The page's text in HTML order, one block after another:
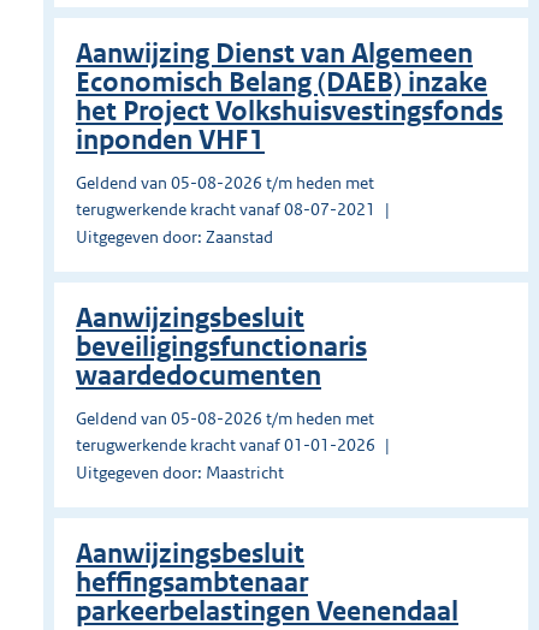
Aanwijzing Dienst van Algemeen
Economisch Belang (DAEB) inzake
het Project Volkshuisvestingsfonds
inponden VHF1
Geldend van 05-08-2026 t/m heden met
terugwerkende kracht vanaf 08-07-2021
Uitgegeven door: Zaanstad
Aanwijzingsbesluit
beveiligingsfunctionaris
waardedocumenten
Geldend van 05-08-2026 t/m heden met
terugwerkende kracht vanaf 01-01-2026
Uitgegeven door: Maastricht
Aanwijzingsbesluit
heffingsambtenaar
parkeerbelastingen Veenendaal